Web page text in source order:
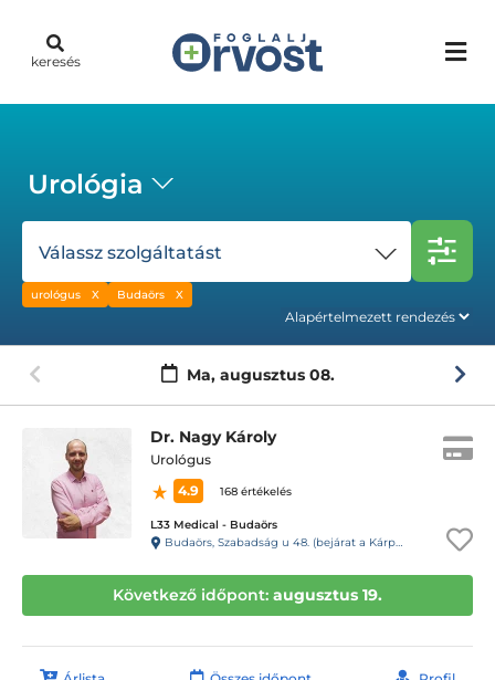
keresés
Urológia
Válassz szolgáltatást
urológus Budaörs
Ma, augusztus 08.
Dr. Nagy Károly
Urológus
4.9
168 értékelés
L33 Medical - Budaörs
Budaörs, Szabadság u 48. (bejárat a Kárpát u. 1. felől)
Következő időpont: augusztus 19.